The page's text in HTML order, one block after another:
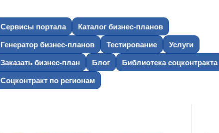
Сервисы портала
Каталог бизнес-планов
Генератор бизнес-планов
Тестирование
Услуги
Заказать бизнес-план
Блог
Библиотека соцконтракта
Соцконтракт по регионам